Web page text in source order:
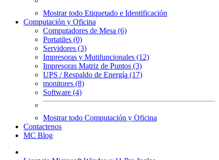
Mostrar todo Etiquetado e Identificación
Computación y Oficina
Computadores de Mesa (6)
Portatiles (0)
Servidores (3)
Impresoras y Mutifuncionales (12)
Impresoras Matriz de Puntos (3)
UPS / Respaldo de Energía (17)
monitores (8)
Software (4)
Mostrar todo Computación y Oficina
Contactenos
MC Blog